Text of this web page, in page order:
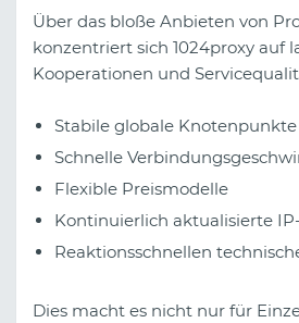
Über das bloße Anbieten von
konzentriert sich 1024proxy auf
Kooperationen und
Stabile globale Knotenpunkte
Schnelle
Flexible Preismodelle
Kontinuierlich aktualisierte
Reaktionsschnellen
Dies macht es nicht nur für